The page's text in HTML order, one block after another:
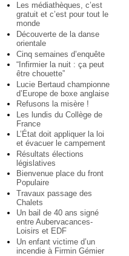
Les médiathèques, c’est
gratuit et c’est pour tout le
monde
Découverte de la danse
orientale
Cinq semaines d’enquête
“Infirmier la nuit : ça peut
être chouette”
Lucie Bertaud championne
d’Europe de boxe anglaise
Refusons la misère !
Les lundis du Collège de
France
L’État doit appliquer la loi
et évacuer le campement
Résultats élections
législatives
Bienvenue place du front
Populaire
Travaux passage des
Chalets
Un bail de 40 ans signé
entre Aubervacances-
Loisirs et EDF
Un enfant victime d’un
incendie à Firmin Gémier